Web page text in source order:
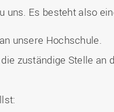
uns. Es besteht also
unsere Hochschule.
zuständige Stelle an